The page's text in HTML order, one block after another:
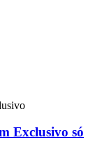
Exclusivo só